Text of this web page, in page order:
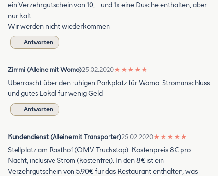
ein Verzehrgutschein von 10, - und 1x eine Dusche enthalten, aber
nur kalt.
Wir werden nicht wiederkommen
Antworten
Zimmi (Alleine mit Womo)25.02.2020★ ★ ★ ★ ★
Überrascht über den ruhigen Parkplatz für Womo. Stromanschluss
und gutes Lokal für wenig Geld
Antworten
Kundendienst (Alleine mit Transporter)25.02.2020★ ★ ★ ★ ★
Stellplatz am Rasthof (OMV Truckstop). Kostenpreis 8€ pro
Nacht, inclusive Strom (kostenfrei). In den 8€ ist ein
Verzehrgutschein von 5.90€ für das Restaurant enthalten, was